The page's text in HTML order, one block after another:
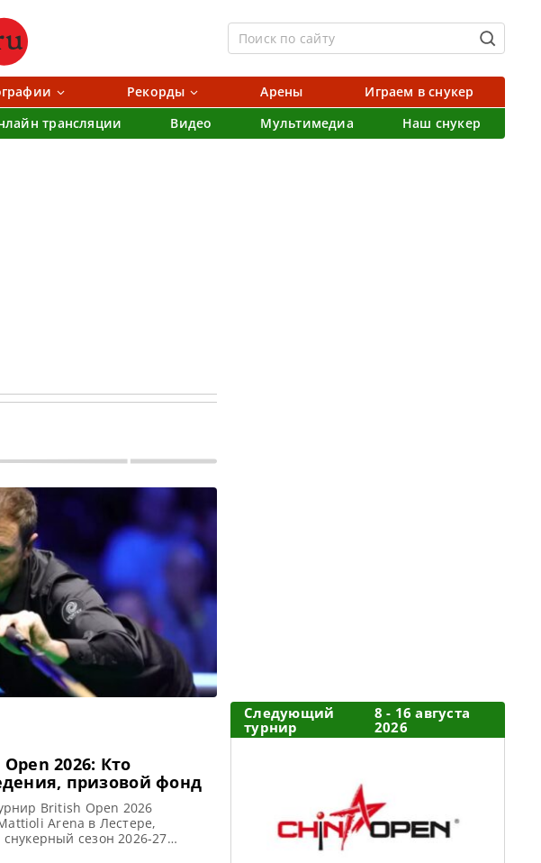
Рекорды Арены
Играем в снукер
трансляции Видео Мультимедиа Наш снукер
2026: Кто
призовой фонд
British Open 2026
Arena в Лестере,
сезон 2026-27
состоятся
Следующий
турнир
8 - 16 августа
2026